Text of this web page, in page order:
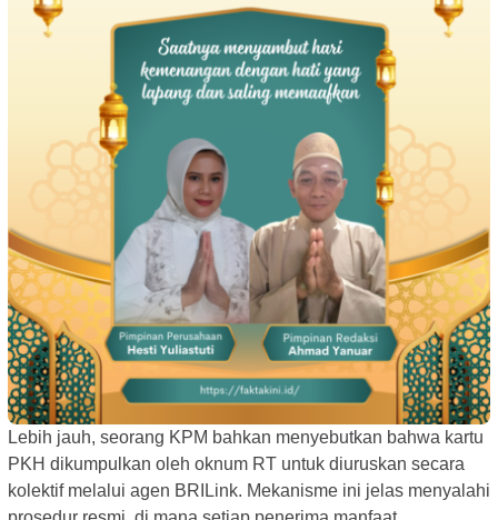
Lebih jauh, seorang KPM bahkan menyebutkan bahwa kartu
PKH dikumpulkan oleh oknum RT untuk diuruskan secara
kolektif melalui agen BRILink. Mekanisme ini jelas menyalahi